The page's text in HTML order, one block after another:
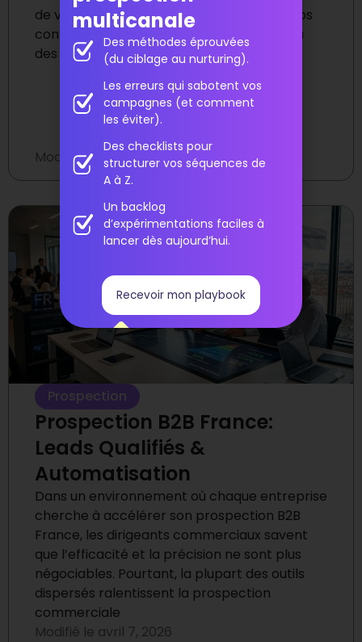
de vente efficace en 2026 pour booster vos
conversions et fidéliser vos clients grâce à
des techniques simples.
Modifié le avril 11, 2026
Prospection
Prospection B2B France:
Leads Qualifiés &
Automatisation
Dans un environnement où chaque entreprise
cherche à accélérer son prospection B2B
France, les dirigeants commerciaux savent
que l’efficacité et la précision ne sont plus
négociables. Pourtant, la plupart des outils
dispersés ralentissent la prospection
commerciale
Modifié le avril 7, 2026
multicanale
Des méthodes éprouvées
(du ciblage au nurturing).
Les erreurs qui sabotent vos
campagnes (et comment
les éviter).
Des checklists pour
structurer vos séquences de
A à Z.
Un backlog
d’expérimentations faciles à
lancer dès aujourd’hui.
Recevoir mon playbook